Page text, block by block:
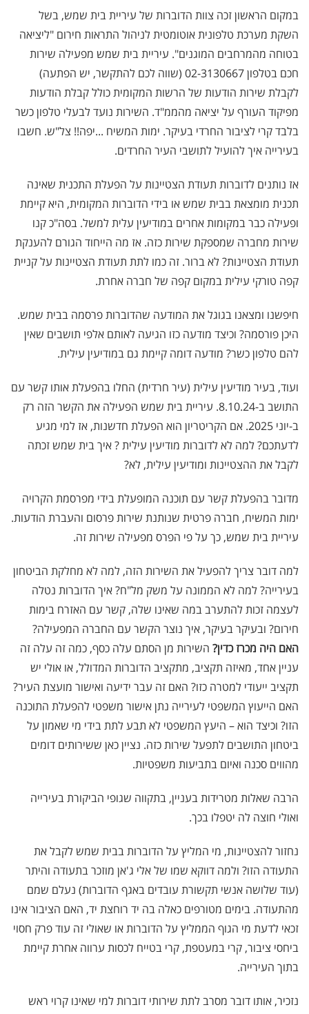
במקום הראשון זכה צוות הדוברות של עיריית בית שמש, בשל
השקת מערכת טלפונית אוטומטית לניהול התראות חירום "ליציאה
בטוחה מהמרחבים המוגנים". עיריית בית שמש מפעילה שירות
חכם בטלפון 02-3130667 (שווה לכם להתקשר, יש הפתעה)
לקבלת שירות הודעות של הרשות המקומית כולל קבלת הודעות
מפיקוד העורף על יציאה מהממ"ד. השירות נועד לבעלי טלפון כשר
בלבד קרי לציבור החרדי בעיקר. ימות המשיח ...יפה!! צל"ש. חשבו
בעירייה איך להועיל לתושבי העיר החרדים.
אז נותנים לדוברות תעודת הצטיינות על הפעלת התכנית שאינה
תכנית מומצאת בבית שמש או בידי הדוברות המקומית, היא קיימת
ופעילה כבר במקומות אחרים במודיעין עלית למשל. בסה"כ קנו
שירות מחברה שמספקת שירות כזה. אז מה הייחוד הגורם להענקת
תעודת הצטיינות? לא ברור. זה כמו לתת תעודת הצטיינות על קניית
קפה טורקי עילית במקום קפה של חברה אחרת.
חיפשנו ומצאנו בגוגל את המודעה שהדוברות פרסמה בבית שמש.
היכן פורסמה? וכיצד מודעה כזו הגיעה לאותם אלפי תושבים שאין
להם טלפון כשר? מודעה דומה קיימת גם במודיעין עילית.
ועוד, בעיר מודיעין עילית (עיר חרדית) החלו בהפעלת אותו קשר עם
התושב ב-8.10.24. עיריית בית שמש הפעילה את הקשר הזה רק
ב-יוני 2025. אם הקריטריון הוא הפעלת חדשנות, אז למי מגיע
לדעתכם? למה לא לדוברות מודיעין עילית ? איך בית שמש זכתה
לקבל את ההצטיינות ומודיעין עילית, לא?
מדובר בהפעלת קשר עם תוכנה המופעלת בידי מפרסמת הקרויה
ימות המשיח, חברה פרטית שנותנת שירות פרסום והעברת הודעות.
עיריית בית שמש, כך על פי הפרס מפעילה שירות זה.
למה דובר צריך להפעיל את השירות הזה, למה לא מחלקת הביטחון
בעירייה? למה לא הממונה על משק מל"ח? איך הדוברות נטלה
לעצמה זכות להתערב במה שאינו שלה, קשר עם האזרח בימות
חירום? ובעיקר בעיקר, איך נוצר הקשר עם החברה המפעילה?
האם היה מכרז כדין? השירות מן הסתם עלה כסף, כמה זה עלה זה
עניין אחד, מאיזה תקציב, מתקציב הדוברות המדולל, או אולי יש
תקציב ייעודי למטרה כזו? האם זה עבר ידיעה ואישור מועצת העיר?
האם הייעוץ המשפטי לעירייה נתן אישור משפטי להפעלת התוכנה
הזו? וכיצד הוא – היעץ המשפטי לא תבע לתת בידי מי שאמון על
ביטחון התושבים לתפעל שירות כזה. נציין כאן ששירותים דומים
מהווים סכנה ואיום בתביעות משפטיות.
הרבה שאלות מטרידות בעניין, בתקווה שגופי הביקורת בעירייה
ואולי חוצה לה יטפלו בכך.
נחזור להצטיינות, מי המליץ על הדוברות בבית שמש לקבל את
התעודה הזו? ולמה דווקא שמו של אלי ג'אן מוזכר בתעודה והיתר
(עוד שלושה אנשי תקשורת עובדים באגף הדוברות) נעלם שמם
מהתעודה. בימים מטורפים כאלה בה יד רוחצת יד, האם הציבור אינו
זכאי לדעת מי הגוף הממליץ על הדוברות או שאולי זה עוד פרק חסוי
ביחסי ציבור, קרי במעטפת, קרי בטייח לכסות ערווה אחרת קיימת
בתוך העירייה.
נזכיר, אותו דובר מסרב לתת שירותי דוברות למי שאינו קרוי ראש